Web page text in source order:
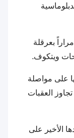
بعرقلة
ويتكوف.
على مواصلة
العقبات
الأخير على